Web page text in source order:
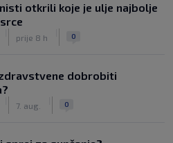
otkrili koje je ulje najbolje
prije 8 h 0
dobrobiti
7. aug. 0